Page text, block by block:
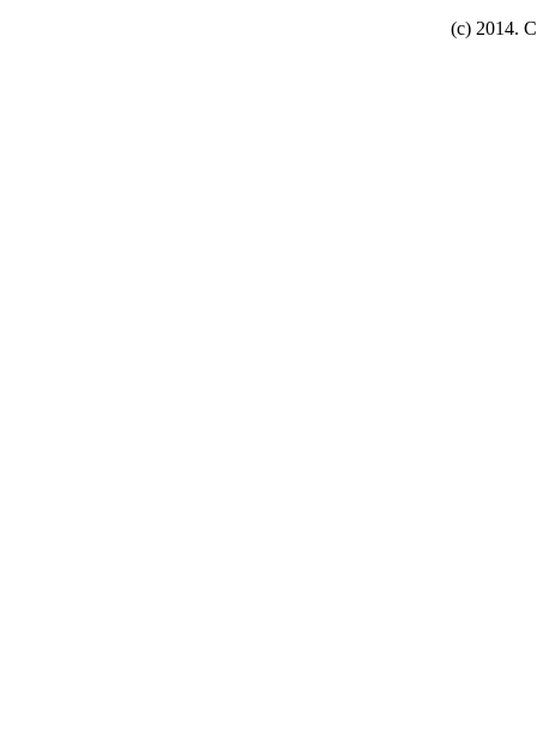
(c) 2014.